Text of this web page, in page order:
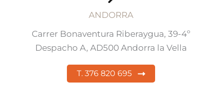
ANDORRA
Carrer Bonaventura Riberaygua, 39-4º
Despacho A, AD500 Andorra la Vella
T. 376 820 695